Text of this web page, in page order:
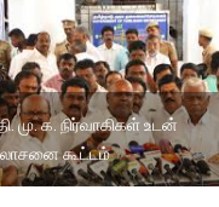
மு. க. நிர்வாகிகள் உடன்
கூட்டம்